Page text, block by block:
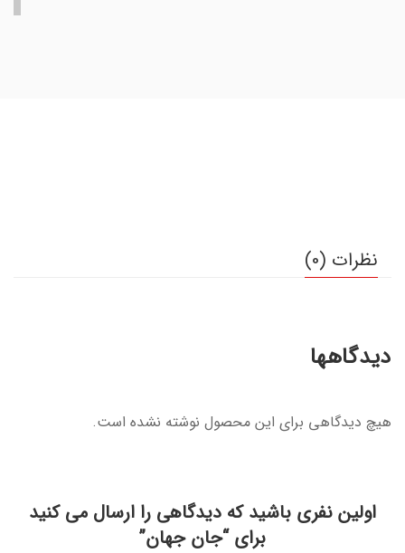
نظرات (0)
دیدگاهها
هیچ دیدگاهی برای این محصول نوشته نشده است.
اولین نفری باشید که دیدگاهی را ارسال می کنید
برای “جان جهان”